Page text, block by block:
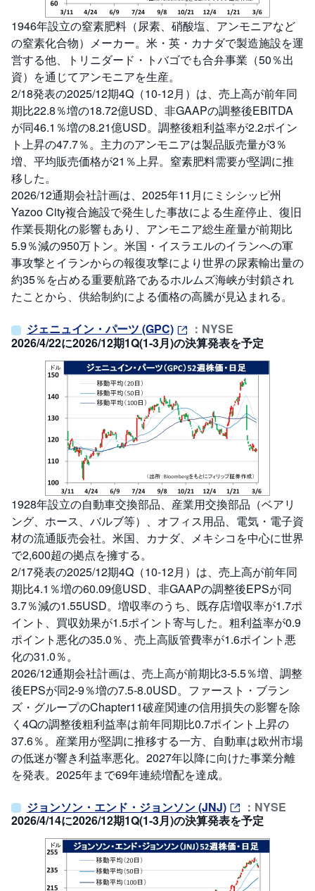
1946年設立の窒素肥料（尿素、硝酸塩、アンモニアなど
の窒素化合物）メーカー。米・英・カナダで製造施設を運
営する他、トリニダード・トバゴでも合弁事業（50％出
資）を通じてアンモニアを生産。
2/18発表の2025/12期4Q（10-12月）は、売上高が前年同
期比22.8％増の18.72億USD、非GAAPの調整後EBITDA
が同46.1％増の8.21億USD。調整後粗利益率が2.2ポイン
ト上昇の47.7％。主力のアンモニアは製品販売量が3％
増、平均販売価格が21％上昇。窒素肥料需要が堅調に推
移した。
2026/12通期会社計画は、2025年11月にミシシッピ州
Yazoo City複合施設で発生した事故による生産停止、復旧
作業長期化の影響もあり、アンモニア総生産量が前期比
5.9％減の950万トン。米国・イスラエルのイランへの軍
事攻撃とイランからの報復攻撃により世界の尿素輸出量の
約35％を占める重要航路であるホルムズ海峡が封鎖され
たことから、供給制約による価格の高騰が見込まれる。
ジェニュイン・パーツ (GPC)
：NYSE
2026/4/22に2026/12期1Q(1-3月)の決算発表を予定
1928年設立の自動車交換部品、産業用交換部品（ベアリ
ング、ホース、バルブ等）、オフィス用品、電気・電子資
材の流通販売会社。米国、カナダ、メキシコを中心に世界
で2,600超の拠点を擁する。
2/17発表の2025/12期4Q（10-12月）は、売上高が前年同
期比4.1％増の60.09億USD、非GAAPの調整後EPSが同
3.7％減の1.55USD。増収率のうち、既存店増収率が1.7ポ
イント、買収効果が1.5ポイント寄与した。粗利益率が0.9
ポイント悪化の35.0％、売上高販管費率が1.6ポイント悪
化の31.0％。
2026/12通期会社計画は、売上高が前期比3-5.5％増、調整
後EPSが同2-9％増の7.5-8.0USD。ファースト・ブラン
ズ・グループのChapter11破産関連の信用損失の影響を除
く4Qの調整後粗利益率は前年同期比0.7ポイント上昇の
37.6％。産業用が堅調に推移する一方、自動車は欧州市場
の低迷が響き利益率悪化。2027年以降に向けた事業分離
を発表。2025年まで69年連続増配を達成。
ジョンソン・エンド・ジョンソン (JNJ)
：NYSE
2026/4/14に2026/12期1Q(1-3月)の決算発表を予定